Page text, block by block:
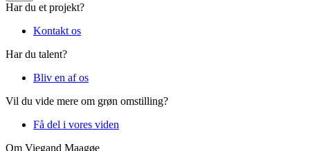
Har du et projekt?
Kontakt os
Har du talent?
Bliv en af os
Vil du vide mere om grøn omstilling?
Få del i vores viden
Om Viegand Maagøe